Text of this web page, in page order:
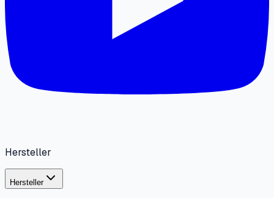
Hersteller
Hersteller